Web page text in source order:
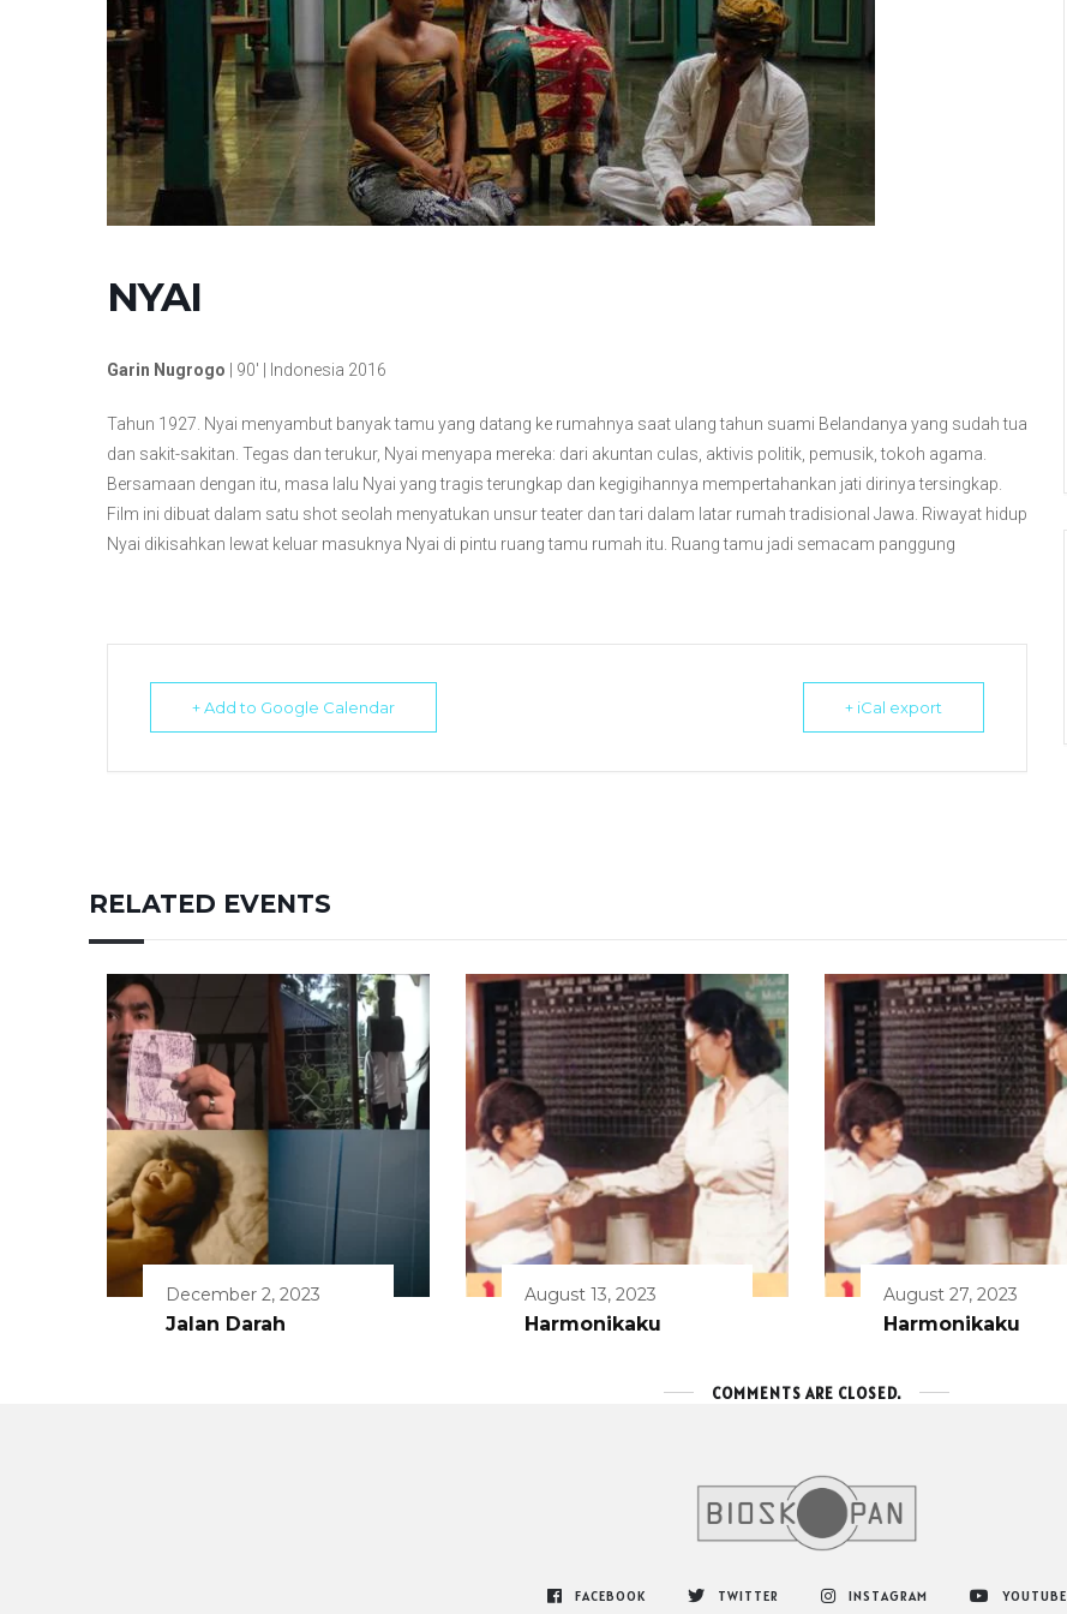
NYAI
Garin Nugrogo | 90′ | Indonesia 2016
Tahun 1927. Nyai menyambut banyak tamu yang datang ke rumahnya saat ulang tahun suami Belandanya yang sudah tua
dan sakit-sakitan. Tegas dan terukur, Nyai menyapa mereka: dari akuntan culas, aktivis politik, pemusik, tokoh agama.
Bersamaan dengan itu, masa lalu Nyai yang tragis terungkap dan kegigihannya mempertahankan jati dirinya tersingkap.
Film ini dibuat dalam satu shot seolah menyatukan unsur teater dan tari dalam latar rumah tradisional Jawa. Riwayat hidup
Nyai dikisahkan lewat keluar masuknya Nyai di pintu ruang tamu rumah itu. Ruang tamu jadi semacam panggung
+ Add to Google Calendar + iCal export
RELATED EVENTS
December 2, 2023
Jalan Darah
August 13, 2023
Harmonikaku
August 27, 2023
Harmonikaku
COMMENTS ARE CLOSED.
FACEBOOK TWITTER INSTAGRAM YOUTUBE